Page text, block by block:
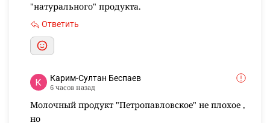
"натурального" продукта.
Ответить
Карим-Султан Беспаев
6 часов назад
Молочный продукт "Петропавловское" не плохое ,
но